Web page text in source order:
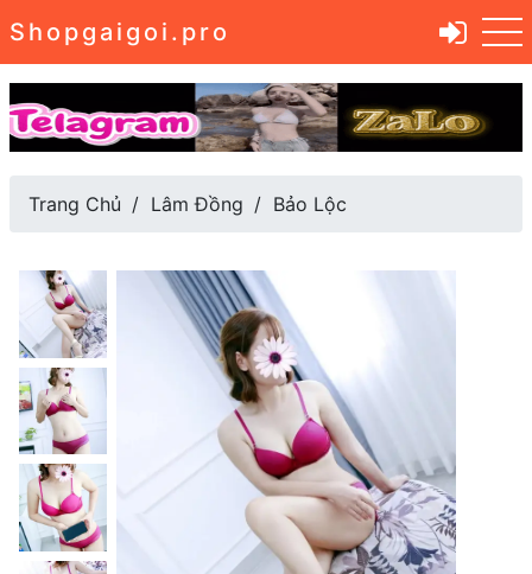
Shopgaigoi.pro
Trang Chủ Lâm Đồng Bảo Lộc